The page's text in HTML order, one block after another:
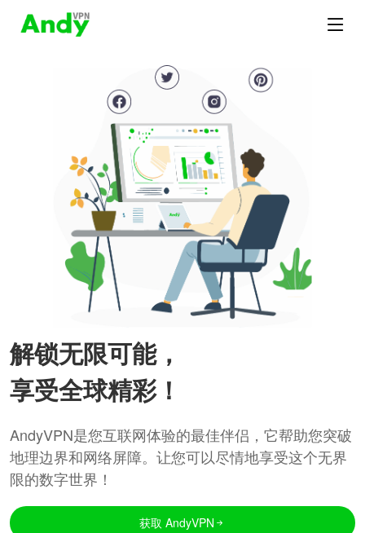
解锁无限可能，
享受全球精彩！
AndyVPN是您互联网体验的最佳伴侣，它帮助您突破
地理边界和网络屏障。让您可以尽情地享受这个无界
限的数字世界！
获取 AndyVPN